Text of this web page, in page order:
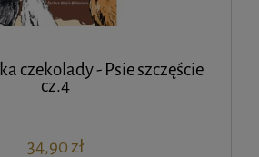
czekolady - Psie szczęście
cz.4
34,90 zł